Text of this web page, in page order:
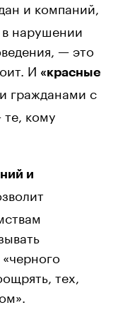
и компаний,
нарушении
— это
И «красные
гражданами с
кому
и
тех,